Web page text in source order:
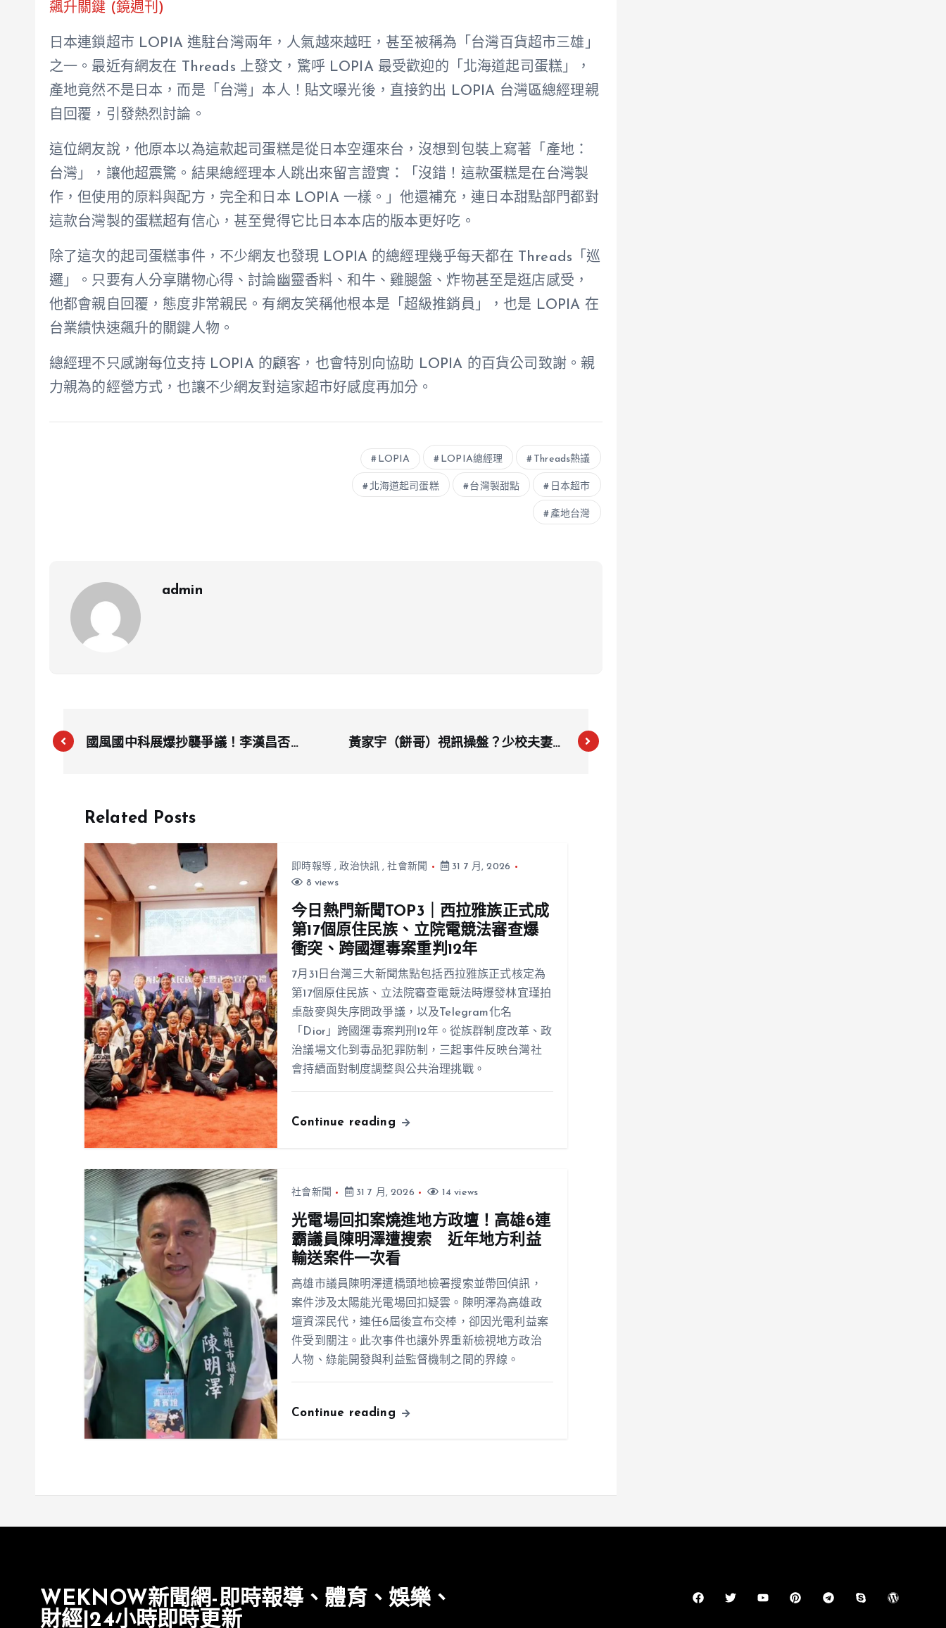
飆升關鍵 (鏡週刊)
日本連鎖超市 LOPIA 進駐台灣兩年，人氣越來越旺，甚至被稱為「台灣百貨超市三雄」
之一。最近有網友在 Threads 上發文，驚呼 LOPIA 最受歡迎的「北海道起司蛋糕」，
產地竟然不是日本，而是「台灣」本人！貼文曝光後，直接釣出 LOPIA 台灣區總經理親
自回覆，引發熱烈討論。
這位網友說，他原本以為這款起司蛋糕是從日本空運來台，沒想到包裝上寫著「產地：
台灣」，讓他超震驚。結果總經理本人跳出來留言證實：「沒錯！這款蛋糕是在台灣製
作，但使用的原料與配方，完全和日本 LOPIA 一樣。」他還補充，連日本甜點部門都對
這款台灣製的蛋糕超有信心，甚至覺得它比日本本店的版本更好吃。
除了這次的起司蛋糕事件，不少網友也發現 LOPIA 的總經理幾乎每天都在 Threads「巡
邏」。只要有人分享購物心得、討論幽靈香料、和牛、雞腿盤、炸物甚至是逛店感受，
他都會親自回覆，態度非常親民。有網友笑稱他根本是「超級推銷員」，也是 LOPIA 在
台業績快速飆升的關鍵人物。
總經理不只感謝每位支持 LOPIA 的顧客，也會特別向協助 LOPIA 的百貨公司致謝。親
力親為的經營方式，也讓不少網友對這家超市好感度再加分。
LOPIA LOPIA總經理 Threads熱議
北海道起司蛋糕 台灣製甜點 日本超市
產地台灣
admin
國風國中科展爆抄襲爭議！李漢昌否認
黃家宇（餅哥）視訊操盤？少校夫妻豪
Related Posts
即時報導,政治快訊,社會新聞
31 7 月, 2026
8 views
今日熱門新聞TOP3｜西拉雅族正式成
第17個原住民族、立院電競法審查爆
衝突、跨國運毒案重判12年
7月31日台灣三大新聞焦點包括西拉雅族正式核定為
第17個原住民族、立法院審查電競法時爆發林宜瑾拍
桌敲麥與失序問政爭議，以及Telegram化名
「Dior」跨國運毒案判刑12年。從族群制度改革、政
治議場文化到毒品犯罪防制，三起事件反映台灣社
會持續面對制度調整與公共治理挑戰。
Continue reading
社會新聞 31 7 月, 2026 14 views
光電場回扣案燒進地方政壇！高雄6連
霸議員陳明澤遭搜索 近年地方利益
輸送案件一次看
高雄市議員陳明澤遭橋頭地檢署搜索並帶回偵訊，
案件涉及太陽能光電場回扣疑雲。陳明澤為高雄政
壇資深民代，連任6屆後宣布交棒，卻因光電利益案
件受到關注。此次事件也讓外界重新檢視地方政治
人物、綠能開發與利益監督機制之間的界線。
Continue reading
WEKNOW新聞網-即時報導、體育、娛樂、
財經|24小時即時更新